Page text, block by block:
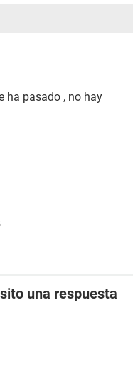
ha pasado , no hay
una respuesta